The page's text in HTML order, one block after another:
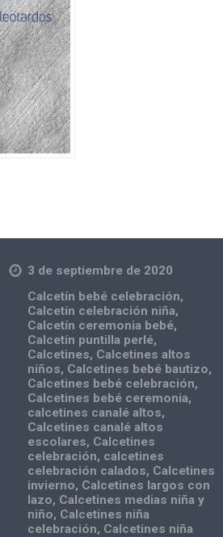
3 de septiembre de 2020
Calcetín bebé celebración,
Calcetín celebración niña,
Calcetín ceremonia bebé,
Calcetín puntilla perlé,
Calcetines, Calcetines altos
niños, Calcetines bebé bautizo,
Calcetines bebé celebración,
Calcetines bebé ceremonia,
calcetines canalé altos,
Calcetines canalé altos
escolares, Calcetines
celebración, calcetines
celebración calados, Calcetines
invierno, Calcetines largos con
lazo, Calcetines medias niña y
niño, Calcetines niña
celebración, Calcetines niña